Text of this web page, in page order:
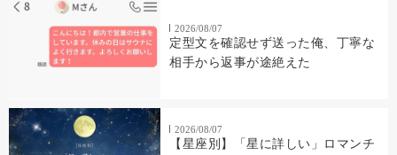
2026/08/07
定型文を確認せず送った俺、丁寧な
相手から返事が途絶えた
2026/08/07
【星座別】「星に詳しい」ロマンチ